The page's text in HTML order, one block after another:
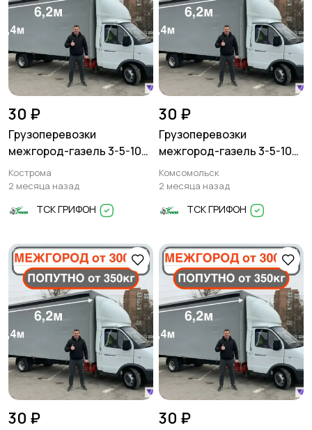
30 ₽
Грузоперевозки
межгород-газель 3-5-10
тонн
Кострома
2 месяца назад
ТСК ГРИФОН
30 ₽
Грузоперевозки
межгород-газель 3-5-10
тонн
Комсомольск
2 месяца назад
ТСК ГРИФОН
30 ₽ 30 ₽